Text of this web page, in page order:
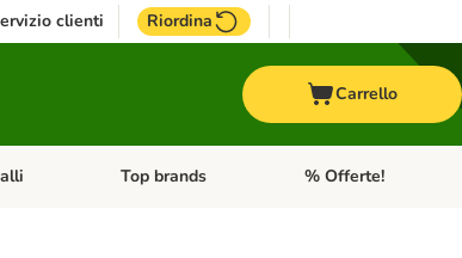
clienti Riordina
Carrello
Categoria: Acquaristica
Apri Menu Categoria: Cavalli
Top brands Apri Menu Categoria:
% Offerte!